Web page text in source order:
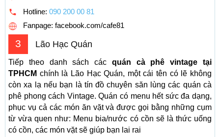
Hotline: 090 200 00 81
Fanpage: facebook.com/cafe81
3 Lão Hạc Quán
Tiếp theo danh sách các quán cà phê vintage tại
TPHCM chính là Lão Hạc Quán, một cái tên có lẽ không
còn xa lạ nếu bạn là tín đồ chuyên săn lùng các quán cà
phê phong cách Vintage. Quán có menu hết sức đa dạng,
phục vụ cả các món ăn vặt và được gọi bằng những cụm
từ vừa quen như: Menu bia/nước có cồn sẽ là thức uống
có cồn, các món vặt sẽ giúp bạn lai rai